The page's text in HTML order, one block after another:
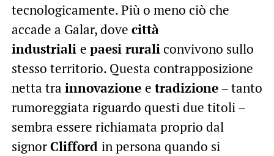
tecnologicamente. Più o meno ciò che
accade a Galar, dove città
industriali e paesi ruraliconvivono sullo
stesso territorio. Questa contrapposizione
netta tra innovazione e tradizione– tanto
rumoreggiata riguardo questi due titoli –
sembra essere richiamata proprio dal
signorClifford in persona quando si